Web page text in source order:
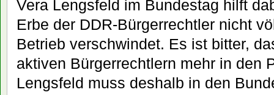
Vera Lengsfeld im Bundestag hilft
Erbe der DDR-Bürgerrechtler nicht
Betrieb verschwindet. Es ist bitter,
aktiven Bürgerrechtlern mehr in den
Lengsfeld muss deshalb in den